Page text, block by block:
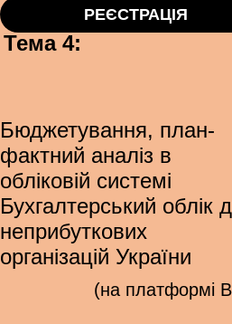
РЕЄСТРАЦІЯ
Тема 4:
Бюджетування, план-
фактний аналіз в
обліковій системі
Бухгалтерський облік
неприбуткових
організацій України
(на платформі